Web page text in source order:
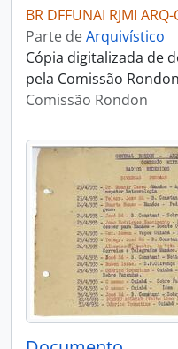
BR DFFUNAI RJMI
Parte deArquivístico
Cópia digitalizada de
pela Comissão Rondon
Comissão Rondon